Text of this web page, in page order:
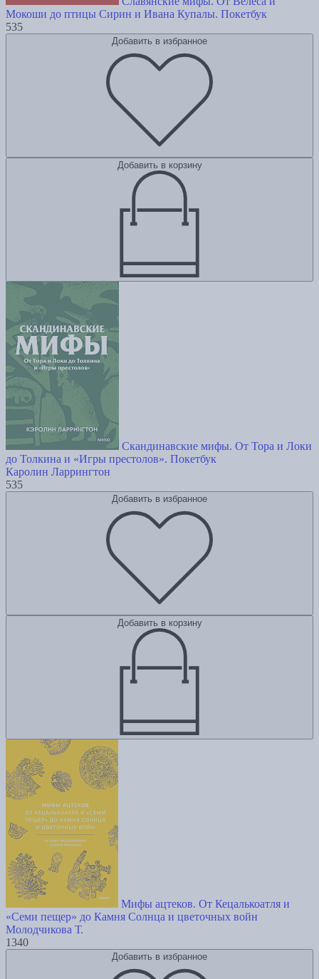
Мокоши до птицы Сирин и Ивана Купалы. Покетбук
535
Добавить в избранное
Добавить в корзину
Скандинавские мифы. От Тора и Локи
до Толкина и «Игры престолов». Покетбук
Каролин Ларрингтон
535
Добавить в избранное
Добавить в корзину
Мифы ацтеков. От Кецалькоатля и
«Семи пещер» до Камня Солнца и цветочных войн
Молодчикова Т.
1340
Добавить в избранное